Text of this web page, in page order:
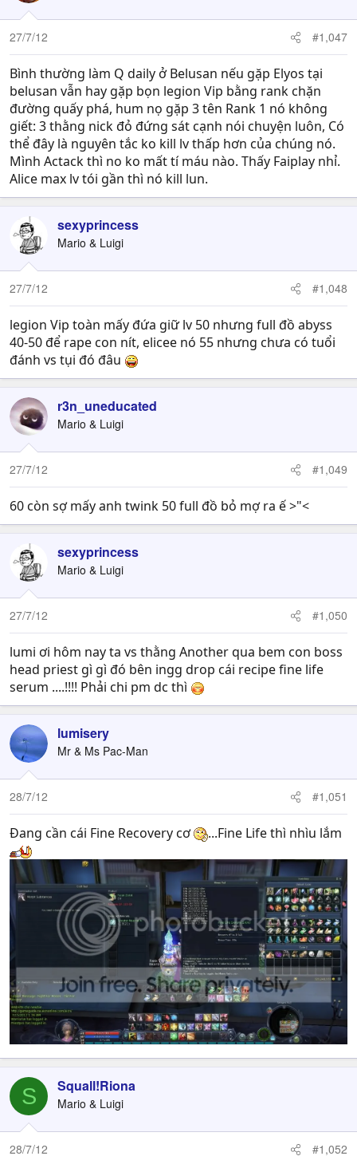
27/7/12 #1,047
Bình thường làm Q daily ở Belusan nếu gặp Elyos tại
belusan vẫn hay gặp bọn legion Vip bằng rank chặn
đường quấy phá, hum nọ gặp 3 tên Rank 1 nó không
giết: 3 thằng nick đỏ đứng sát cạnh nói chuyện luôn, Có
thể đây là nguyên tắc ko kill lv thấp hơn của chúng nó.
Mình Actack thì no ko mất tí máu nào. Thấy Faiplay nhỉ.
Alice max lv tói gần thì nó kill lun.
sexyprincess
Mario & Luigi
27/7/12 #1,048
legion Vip toàn mấy đứa giữ lv 50 nhưng full đồ abyss
40-50 để rape con nít, elicee nó 55 nhưng chưa có tuổi
đánh vs tụi đó đâu
r3n_uneducated
Mario & Luigi
27/7/12 #1,049
60 còn sợ mấy anh twink 50 full đồ bỏ mợ ra ế >"<
sexyprincess
Mario & Luigi
27/7/12 #1,050
lumi ơi hôm nay ta vs thằng Another qua bem con boss
head priest gì gì đó bên ingg drop cái recipe fine life
serum ....!!!! Phải chi pm dc thì
lumisery
Mr & Ms Pac-Man
28/7/12 #1,051
Đang cần cái Fine Recovery cơ ...Fine Life thì nhìu lắm
S Squall!Riona
Mario & Luigi
28/7/12 #1,052